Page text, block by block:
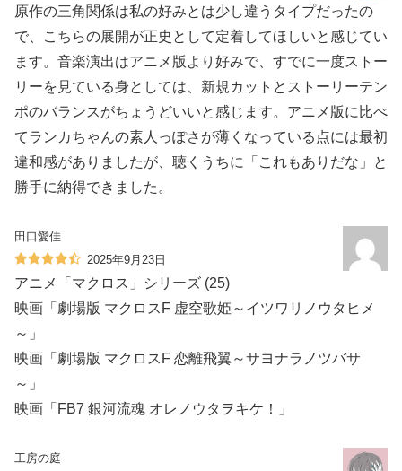
原作の三角関係は私の好みとは少し違うタイプだったの
で、こちらの展開が正史として定着してほしいと感じてい
ます。音楽演出はアニメ版より好みで、すでに一度ストー
リーを見ている身としては、新規カットとストーリーテン
ポのバランスがちょうどいいと感じます。アニメ版に比べ
てランカちゃんの素人っぽさが薄くなっている点には最初
違和感がありましたが、聴くうちに「これもありだな」と
勝手に納得できました。
田口愛佳
2025年9月23日
︎アニメ「マクロス」シリーズ (25)
︎映画「劇場版 マクロスF 虚空歌姫～イツワリノウタヒメ
～」
︎映画「劇場版 マクロスF 恋離飛翼～サヨナラノツバサ
～」
︎映画「FB7 銀河流魂 オレノウタヲキケ！」
工房の庭